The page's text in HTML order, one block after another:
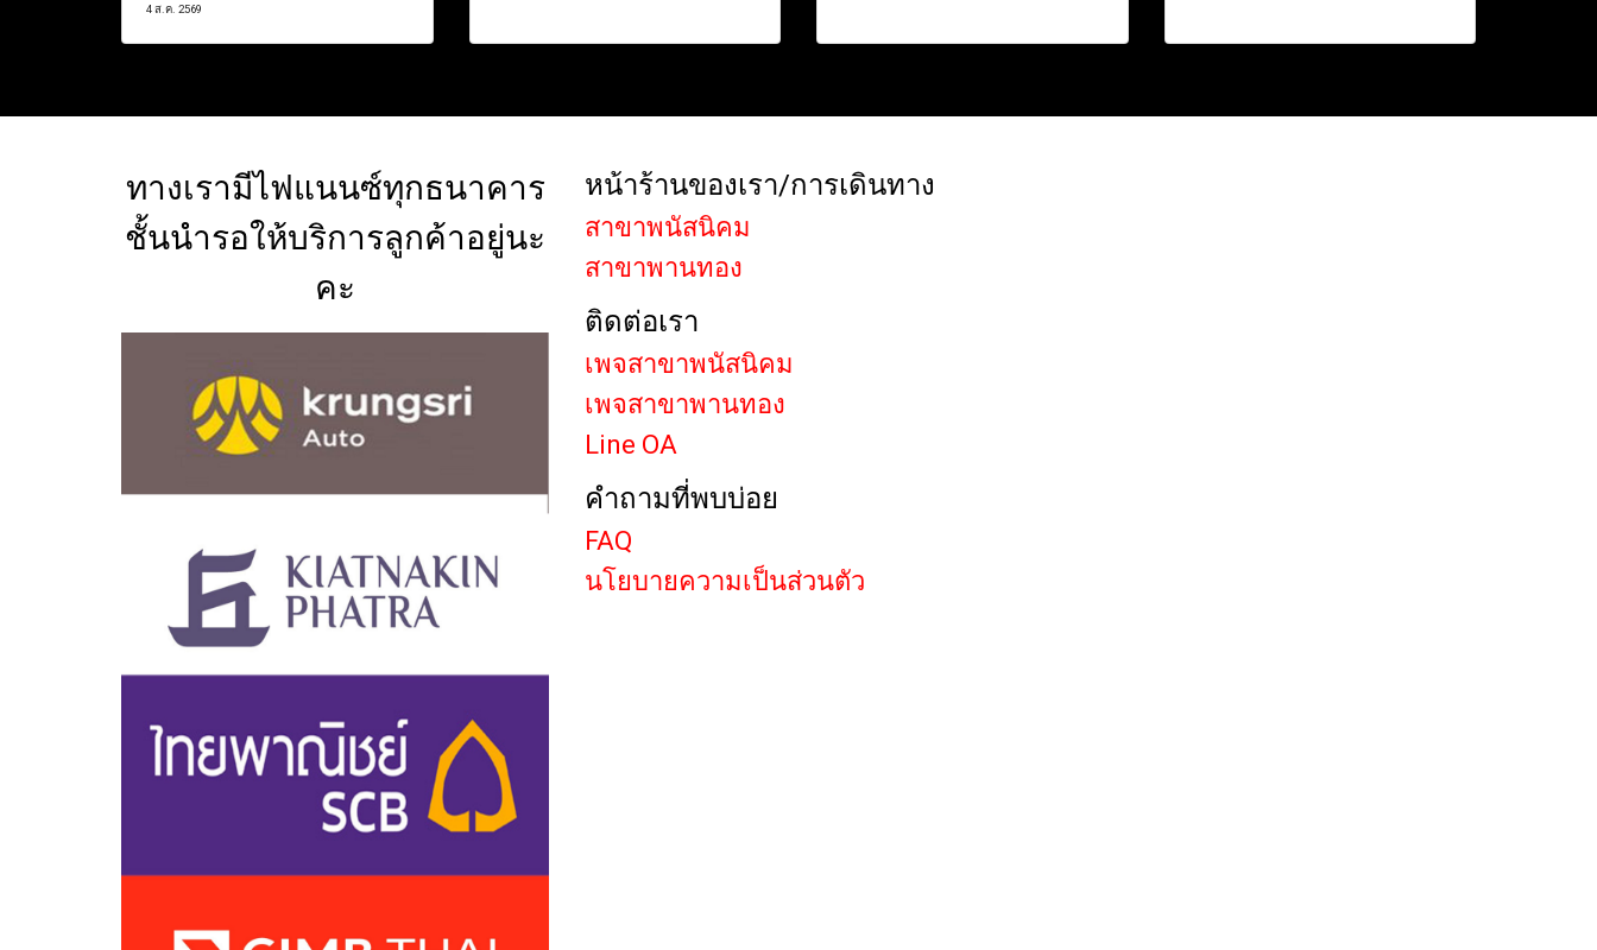
4 ส.ค. 2569
ทางเรามีไฟแนนซ์ทุกธนาคาร
ชั้นนำรอให้บริการลูกค้าอยู่นะ
คะ
หน้าร้านของเรา/การเดินทาง
สาขาพนัสนิคม
สาขาพานทอง
ติดต่อเรา
เพจสาขาพนัสนิคม
เพจสาขาพานทอง
Line OA
คำถามที่พบบ่อย
FAQ
นโยบายความเป็นส่วนตัว